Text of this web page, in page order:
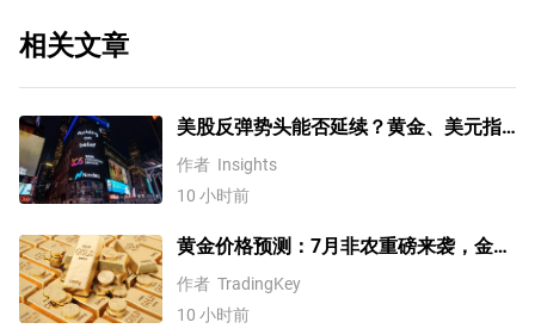
相关文章
美股反弹势头能否延续？黄金、美元指
数、费半指数、纳指100技术分析
作者 Insights
10 小时前
黄金价格预测：7月非农重磅来袭，金价
站上4300美元后还能涨吗？
作者 TradingKey
10 小时前